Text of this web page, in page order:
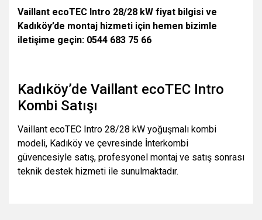
Vaillant ecoTEC Intro 28/28 kW fiyat bilgisi ve
Kadıköy’de montaj hizmeti için hemen bizimle
iletişime geçin: 0544 683 75 66
Kadıköy’de Vaillant ecoTEC Intro
Kombi Satışı
Vaillant ecoTEC Intro 28/28 kW yoğuşmalı kombi
modeli, Kadıköy ve çevresinde İnterkombi
güvencesiyle satış, profesyonel montaj ve satış sonrası
teknik destek hizmeti ile sunulmaktadır.